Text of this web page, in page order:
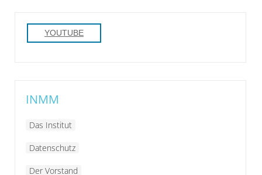
YOUTUBE
INMM
Das Institut
Datenschutz
Der Vorstand